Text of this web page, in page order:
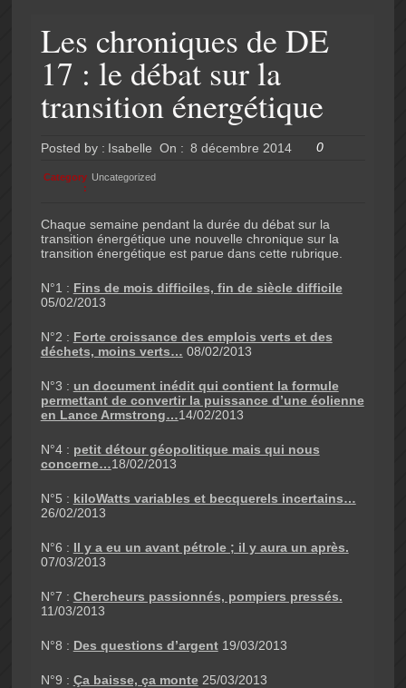
Les chroniques de DE
17 : le débat sur la
transition énergétique
Posted by : Isabelle On : 8 décembre 2014 0
Category
:
Uncategorized
Chaque semaine pendant la durée du débat sur la
transition énergétique une nouvelle chronique sur la
transition énergétique est parue dans cette rubrique.
N°1 : Fins de mois difficiles, fin de siècle difficile
05/02/2013
N°2 : Forte croissance des emplois verts et des
déchets, moins verts… 08/02/2013
N°3 : un document inédit qui contient la formule
permettant de convertir la puissance d’une éolienne
en Lance Armstrong…14/02/2013
N°4 : petit détour géopolitique mais qui nous
concerne…18/02/2013
N°5 : kiloWatts variables et becquerels incertains…
26/02/2013
N°6 : Il y a eu un avant pétrole ; il y aura un après.
07/03/2013
N°7 : Chercheurs passionnés, pompiers pressés.
11/03/2013
N°8 : Des questions d’argent 19/03/2013
N°9 : Ça baisse, ça monte 25/03/2013